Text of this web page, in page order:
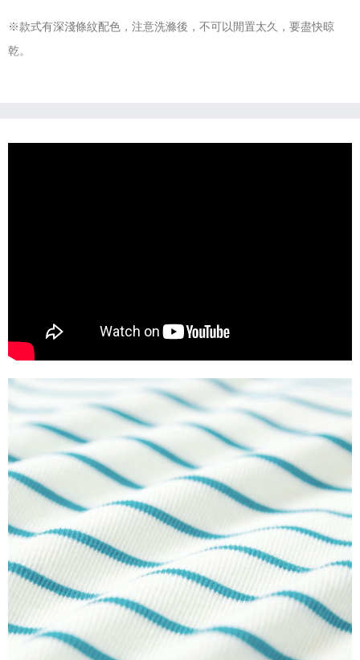
※款式有深淺條紋配色，注意洗滌後，不可以閒置太久，要盡快晾
乾。